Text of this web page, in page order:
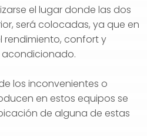
el lugar donde las dos
será colocadas, ya que en
rendimiento, confort y
los inconvenientes o
en estos equipos se
de alguna de estas